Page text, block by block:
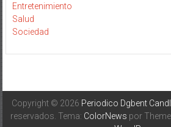
Entretenimiento
Salud
Sociedad
Copyright © 2026 Periodico Dgbent
reservados. Tema: ColorNews por